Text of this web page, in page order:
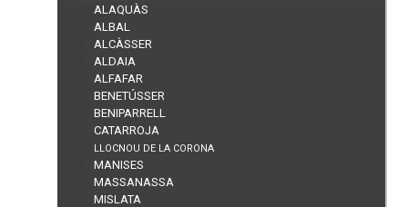
ALAQUÀS
ALBAL
ALCÀSSER
ALDAIA
ALFAFAR
BENETÚSSER
BENIPARRELL
CATARROJA
LLOCNOU DE LA CORONA
MANISES
MASSANASSA
MISLATA